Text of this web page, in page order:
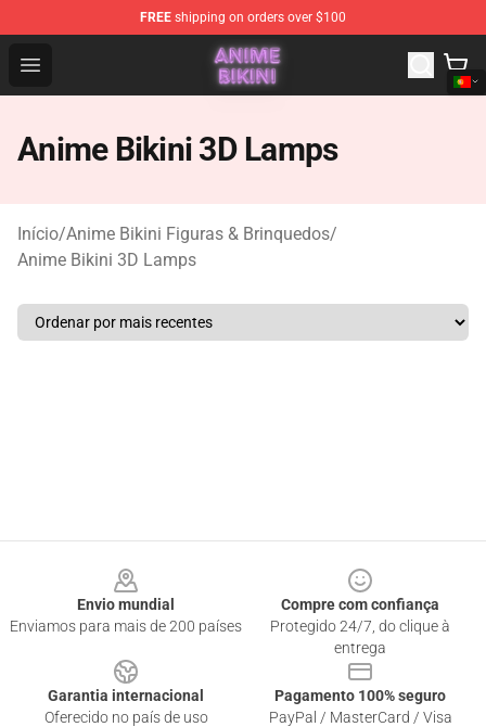
FREE shipping on orders over $100
Open menu
Anime Bikini Shop - The Best Store of Anime Bikini
Anime Bikini 3D Lamps
Início/Anime Bikini Figuras & Brinquedos/
Anime Bikini 3D Lamps
Envio mundial
Enviamos para mais de 200 países
Compre com confiança
Protegido 24/7, do clique à
entrega
Garantia internacional
Oferecido no país de uso
Pagamento 100% seguro
PayPal / MasterCard / Visa